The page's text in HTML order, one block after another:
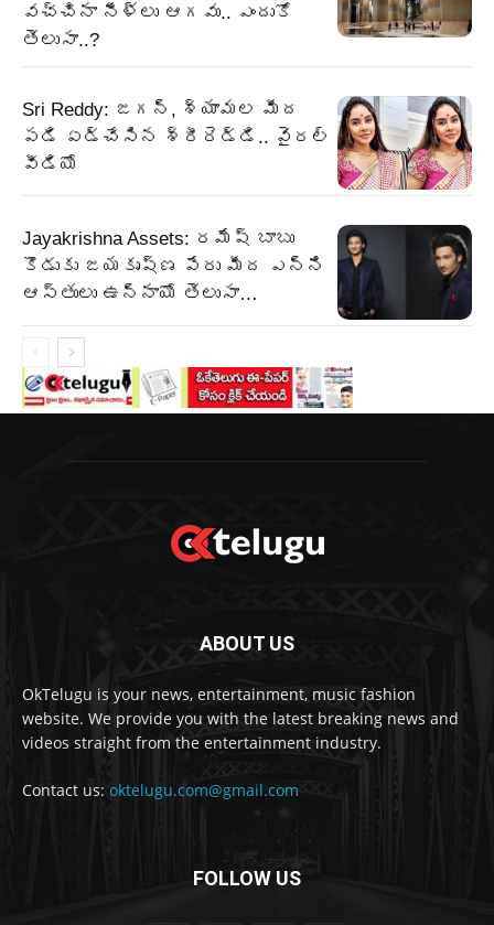
వచ్చినా నీళ్లు ఆగవు.. ఎందుకో
తెలుసా..?
Sri Reddy: జగన్, శ్యామల మీద
పడి ఏడ్చేసిన శ్రీరెడ్డి.. వైరల్
వీడియో
Jayakrishna Assets: రమేష్ బాబు
కొడుకు జయకృష్ణ పేరు మీద ఎన్ని
ఆస్తులు ఉన్నాయో తెలుసా…
ABOUT US
OkTelugu is your news, entertainment, music fashion
website. We provide you with the latest breaking news and
videos straight from the entertainment industry.
Contact us: oktelugu.com@gmail.com
FOLLOW US